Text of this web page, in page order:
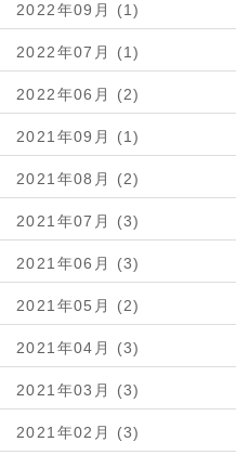
2022年09月 (1)
2022年07月 (1)
2022年06月 (2)
2021年09月 (1)
2021年08月 (2)
2021年07月 (3)
2021年06月 (3)
2021年05月 (2)
2021年04月 (3)
2021年03月 (3)
2021年02月 (3)